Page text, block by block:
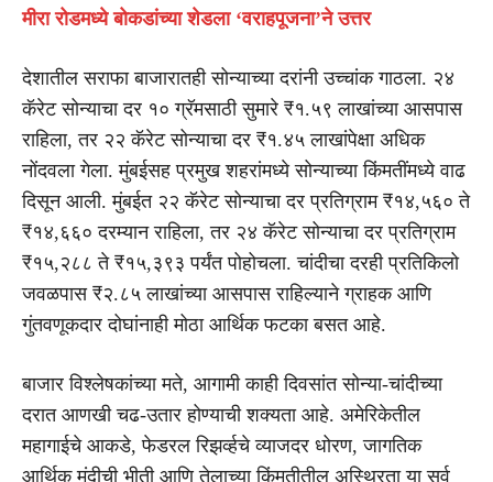
मीरा रोडमध्ये बोकडांच्या शेडला ‘वराहपूजना’ने उत्तर
देशातील सराफा बाजारातही सोन्याच्या दरांनी उच्चांक गाठला. २४
कॅरेट सोन्याचा दर १० ग्रॅमसाठी सुमारे ₹१.५९ लाखांच्या आसपास
राहिला, तर २२ कॅरेट सोन्याचा दर ₹१.४५ लाखांपेक्षा अधिक
नोंदवला गेला. मुंबईसह प्रमुख शहरांमध्ये सोन्याच्या किंमतींमध्ये वाढ
दिसून आली. मुंबईत २२ कॅरेट सोन्याचा दर प्रतिग्राम ₹१४,५६० ते
₹१४,६६० दरम्यान राहिला, तर २४ कॅरेट सोन्याचा दर प्रतिग्राम
₹१५,२८८ ते ₹१५,३९३ पर्यंत पोहोचला. चांदीचा दरही प्रतिकिलो
जवळपास ₹२.८५ लाखांच्या आसपास राहिल्याने ग्राहक आणि
गुंतवणूकदार दोघांनाही मोठा आर्थिक फटका बसत आहे.
बाजार विश्लेषकांच्या मते, आगामी काही दिवसांत सोन्या-चांदीच्या
दरात आणखी चढ-उतार होण्याची शक्यता आहे. अमेरिकेतील
महागाईचे आकडे, फेडरल रिझर्व्हचे व्याजदर धोरण, जागतिक
आर्थिक मंदीची भीती आणि तेलाच्या किंमतीतील अस्थिरता या सर्व